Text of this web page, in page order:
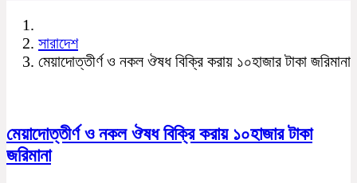
সারাদেশ
মেয়াদোত্তীর্ণ ও নকল ঔষধ বিক্রি করায় ১০হাজার টাকা জরিমানা
মেয়াদোত্তীর্ণ ও নকল ঔষধ বিক্রি করায় ১০হাজার টাকা
জরিমানা